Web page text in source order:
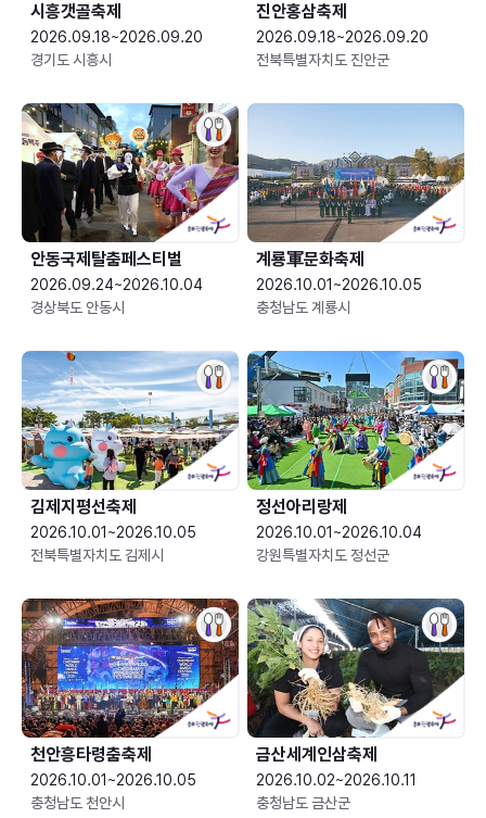
시흥갯골축제
2026.09.18~2026.09.20
경기도 시흥시
진안홍삼축제
2026.09.18~2026.09.20
전북특별자치도 진안군
안동국제탈춤페스티벌
2026.09.24~2026.10.04
경상북도 안동시
2026.10.01~2026.10.05
충청남도 계룡시
김제지평선축제
2026.10.01~2026.10.05
전북특별자치도 김제시
정선아리랑제
2026.10.01~2026.10.04
강원특별자치도 정선군
천안흥타령춤축제
2026.10.01~2026.10.05
충청남도 천안시
금산세계인삼축제
2026.10.02~2026.10.11
충청남도 금산군